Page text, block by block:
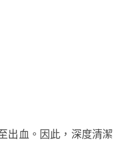
出血。因此，深度清潔